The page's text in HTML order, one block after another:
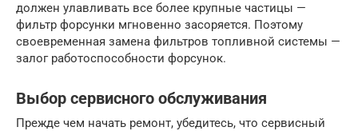
должен улавливать все более крупные частицы —
фильтр форсунки мгновенно засоряется. Поэтому
своевременная замена фильтров топливной системы —
залог работоспособности форсунок.
Выбор сервисного обслуживания
Прежде чем начать ремонт, убедитесь, что сервисный